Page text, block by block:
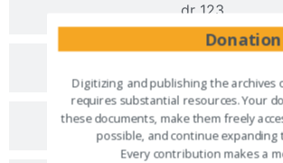
dr 123
dr 125
Donation
Digitizing and publishing the archives
requires substantial resources. Your
these documents, make them freely
possible, and continue expanding
Every contribution makes a